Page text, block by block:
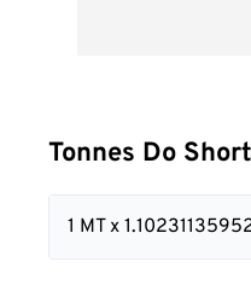
Tonnes Do
1 MT x